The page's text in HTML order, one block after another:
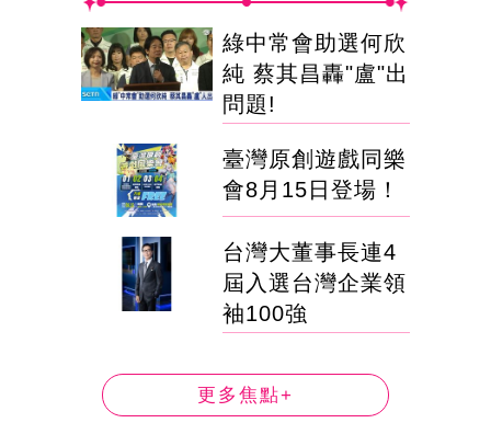
綠中常會助選何欣
純 蔡其昌轟"盧"出
問題!
臺灣原創遊戲同樂
會8月15日登場！
台灣大董事長連4
屆入選台灣企業領
袖100強
更多焦點+